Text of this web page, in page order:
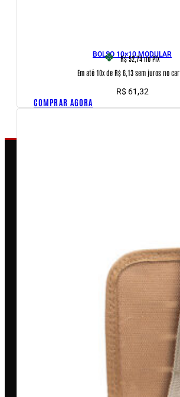
BOLSO 10×10 MODULAR
R$ 52,74no PIX
Em até 10x de R$ 6,13 sem juros no
R$ 61,32
COMPRAR AGORA
Toda grande missão começa com
uma história. A nossa é marcada por
dedicação, inovação e compromisso.